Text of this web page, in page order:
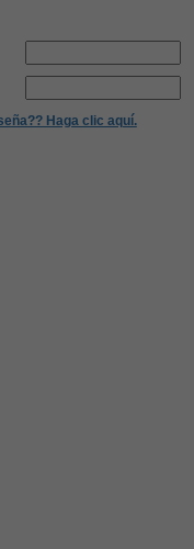
Haga clic aquí.